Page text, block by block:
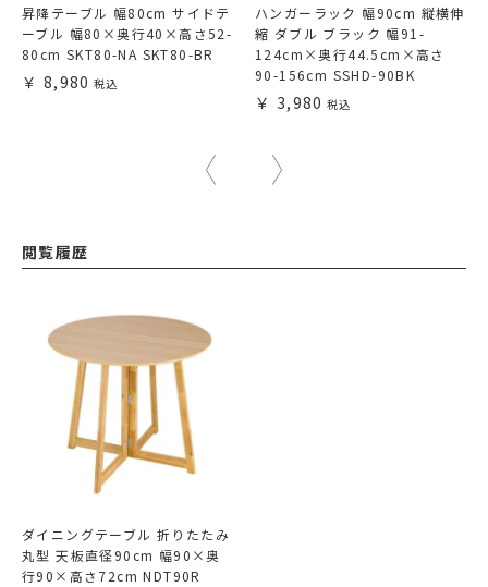
昇降テーブル 幅80cm サイドテ
ーブル 幅80×奥行40×高さ52-
80cm SKT80-NA SKT80-BR
8,980
ハンガーラック 幅90cm 縦横伸
縮 ダブル ブラック 幅91-
124cm×奥行44.5cm×高さ
90-156cm SSHD-90BK
3,980
閲覧履歴
ダイニングテーブル 折りたたみ
丸型 天板直径90cm 幅90×奥
行90×高さ72cm NDT90R